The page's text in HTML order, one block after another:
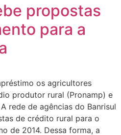
propostas
para a
os agricultores
produtor rural (Pronamp) e
rede de agências do Banrisul
de crédito rural para o
de 2014. Dessa forma, a